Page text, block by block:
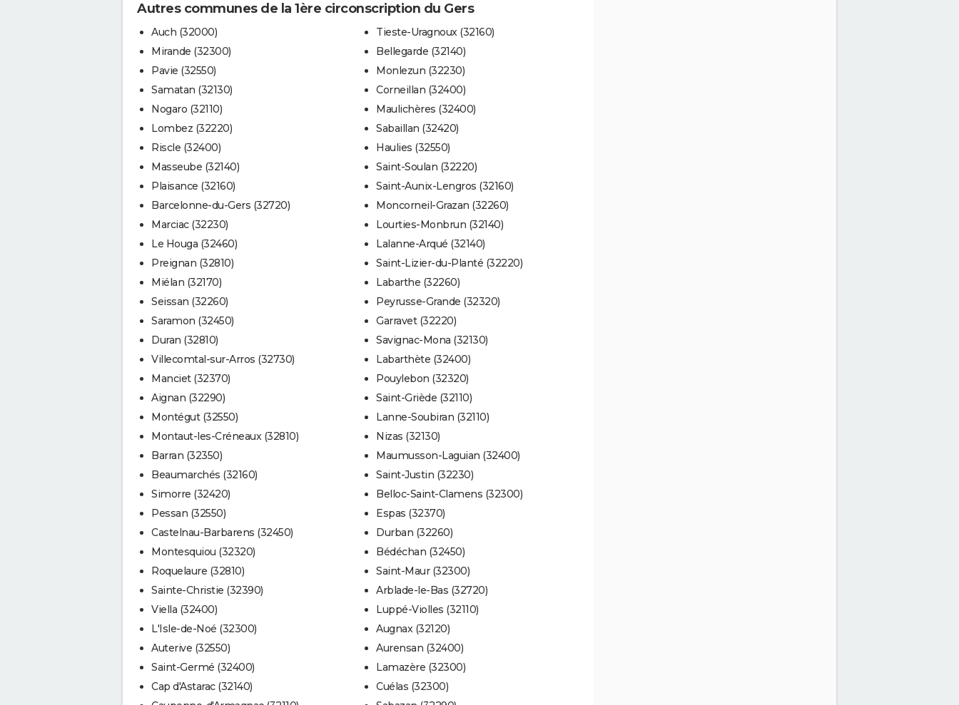
Autres communes de la 1ère circonscription du Gers
Auch (32000)
Mirande (32300)
Pavie (32550)
Samatan (32130)
Nogaro (32110)
Lombez (32220)
Riscle (32400)
Masseube (32140)
Plaisance (32160)
Barcelonne-du-Gers (32720)
Marciac (32230)
Le Houga (32460)
Preignan (32810)
Miélan (32170)
Seissan (32260)
Saramon (32450)
Duran (32810)
Villecomtal-sur-Arros (32730)
Manciet (32370)
Aignan (32290)
Montégut (32550)
Montaut-les-Créneaux (32810)
Barran (32350)
Beaumarchés (32160)
Simorre (32420)
Pessan (32550)
Castelnau-Barbarens (32450)
Montesquiou (32320)
Roquelaure (32810)
Sainte-Christie (32390)
Viella (32400)
L'Isle-de-Noé (32300)
Auterive (32550)
Saint-Germé (32400)
Cap d'Astarac (32140)
Tieste-Uragnoux (32160)
Bellegarde (32140)
Monlezun (32230)
Corneillan (32400)
Maulichères (32400)
Sabaillan (32420)
Haulies (32550)
Saint-Soulan (32220)
Saint-Aunix-Lengros (32160)
Moncorneil-Grazan (32260)
Lourties-Monbrun (32140)
Lalanne-Arqué (32140)
Saint-Lizier-du-Planté (32220)
Labarthe (32260)
Peyrusse-Grande (32320)
Garravet (32220)
Savignac-Mona (32130)
Labarthète (32400)
Pouylebon (32320)
Saint-Griède (32110)
Lanne-Soubiran (32110)
Nizas (32130)
Maumusson-Laguian (32400)
Saint-Justin (32230)
Belloc-Saint-Clamens (32300)
Espas (32370)
Durban (32260)
Bédéchan (32450)
Saint-Maur (32300)
Arblade-le-Bas (32720)
Luppé-Violles (32110)
Augnax (32120)
Aurensan (32400)
Lamazère (32300)
Cuélas (32300)